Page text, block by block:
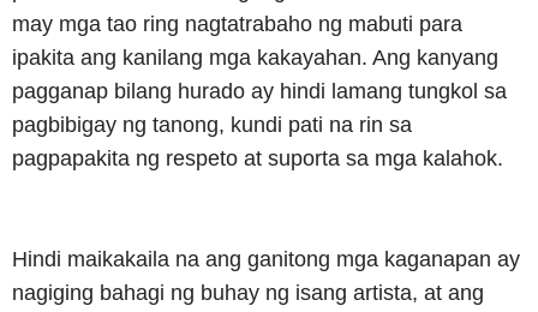
may mga tao ring nagtatrabaho ng mabuti para
ipakita ang kanilang mga kakayahan. Ang kanyang
pagganap bilang hurado ay hindi lamang tungkol sa
pagbibigay ng tanong, kundi pati na rin sa
pagpapakita ng respeto at suporta sa mga kalahok.
Hindi maikakaila na ang ganitong mga kaganapan ay
nagiging bahagi ng buhay ng isang artista, at ang